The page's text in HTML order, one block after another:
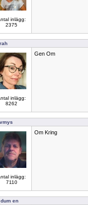
inlägg:
2375
inlägg:
8262
Gen Om
inlägg:
7110
Om Kring
en